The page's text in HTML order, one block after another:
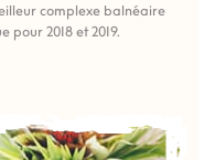
complexe balnéaire
2018 et 2019.